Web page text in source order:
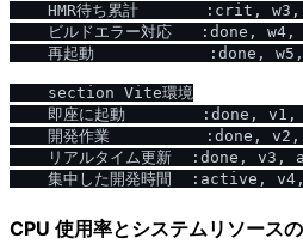
HMR待ち累計       :crit,
ビルドエラー対応   :done,
再起動            :done,
    section Vite環境
即座に起動        :done, v1,
開発作業          :done,
リアルタイム更新  :done, v3,
CPU 使用率とシステムリソース